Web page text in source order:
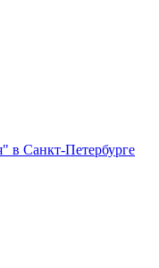
в Санкт-Петербурге